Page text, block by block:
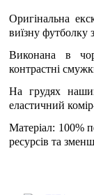
Оригінальна
виїзну футболку
Виконана в
контрастні
На грудях
еластичний
Матеріал: 100%
ресурсів та